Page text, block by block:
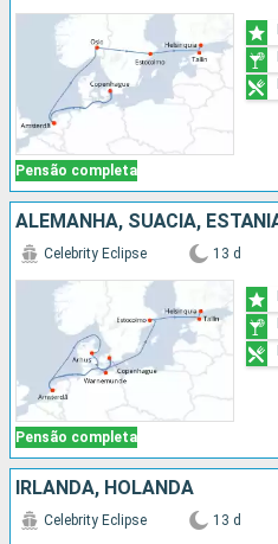
Pensão completa
Pensão completa
Celebrity Eclipse 13 d
IRLANDA, HOLANDA
Celebrity Eclipse 13 d